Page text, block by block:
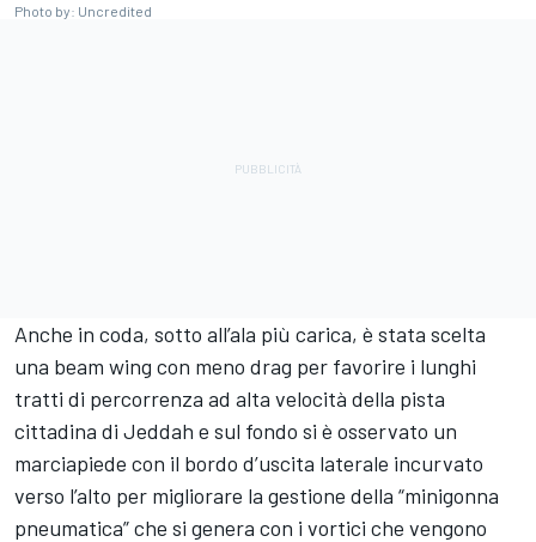
Photo by: Uncredited
Anche in coda, sotto all’ala più carica, è stata scelta
una beam wing con meno drag per favorire i lunghi
tratti di percorrenza ad alta velocità della pista
cittadina di Jeddah e sul fondo si è osservato un
marciapiede con il bordo d’uscita laterale incurvato
verso l’alto per migliorare la gestione della “minigonna
pneumatica” che si genera con i vortici che vengono